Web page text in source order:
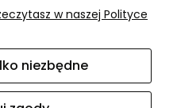
| ul. Przepiórki 56, 02-410
| E-mail:sklep@dacter.plTel.:
REGON: 012076264
w naszej Polityce
niezbędne